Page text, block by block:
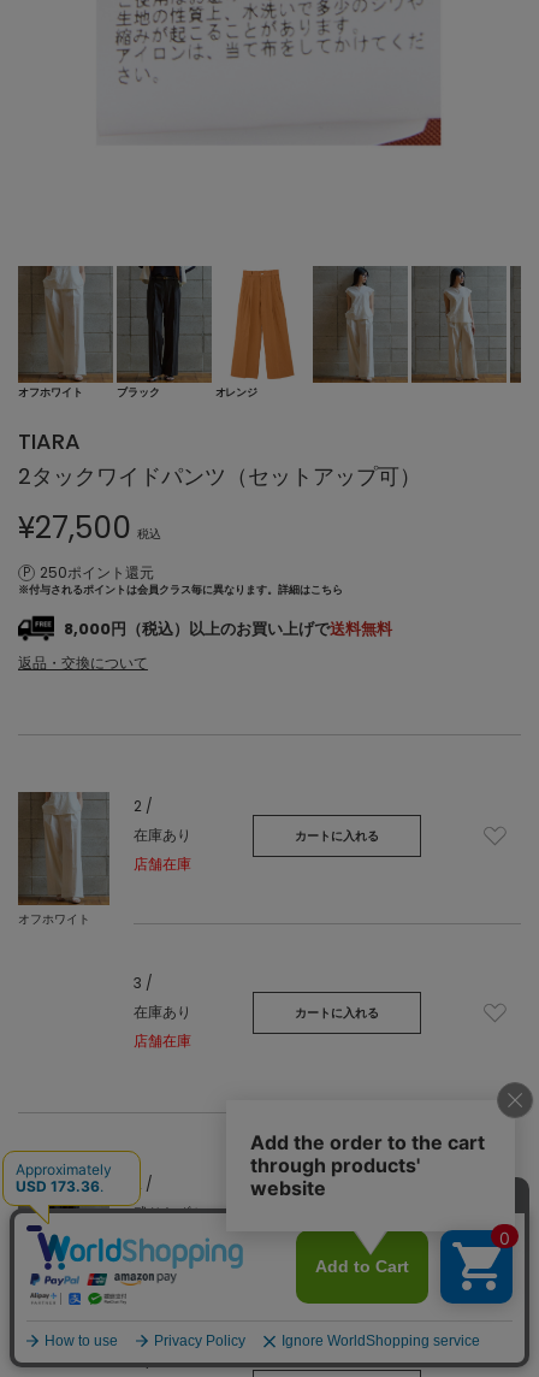
オフホワイト ブラック オレンジ
TIARA
2タックワイドパンツ（セットアップ可）
¥27,500 税込
250ポイント還元
※付与されるポイントは会員クラス毎に異なります。 詳細はこちら
8,000円（税込）以上のお買い上げで送料無料
返品・交換について
オフホワイト
2 /
在庫あり
店舗在庫
カートに入れる
3 /
在庫あり
店舗在庫
カートに入れる
ブラック
2 /
残りわずか
店舗在庫
3 /